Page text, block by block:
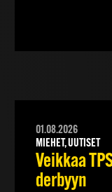
01.08.2026
MIEHET, UUTISET
Veikkaa
derbyyn